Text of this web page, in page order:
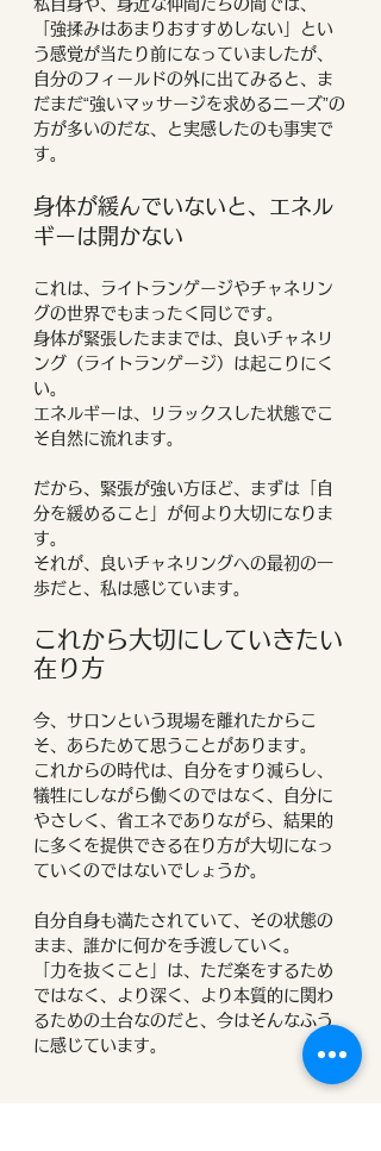
私自身や、身近な仲間たちの間では、
「強揉みはあまりおすすめしない」とい
う感覚が当たり前になっていましたが、
自分のフィールドの外に出てみると、ま
だまだ“強いマッサージを求めるニーズ”の
方が多いのだな、と実感したのも事実で
す。
身体が緩んでいないと、エネル
ギーは開かない
これは、ライトランゲージやチャネリン
グの世界でもまったく同じです。
身体が緊張したままでは、良いチャネリ
ング（ライトランゲージ）は起こりにく
い。
エネルギーは、リラックスした状態でこ
そ自然に流れます。
だから、緊張が強い方ほど、まずは「自
分を緩めること」が何より大切になりま
す。
それが、良いチャネリングへの最初の一
歩だと、私は感じています。
これから大切にしていきたい
在り方
今、サロンという現場を離れたからこ
そ、あらためて思うことがあります。
これからの時代は、自分をすり減らし、
犠牲にしながら働くのではなく、自分に
やさしく、省エネでありながら、結果的
に多くを提供できる在り方が大切になっ
ていくのではないでしょうか。
自分自身も満たされていて、その状態の
まま、誰かに何かを手渡していく。
「力を抜くこと」は、ただ楽をするため
ではなく、より深く、より本質的に関わ
るための土台なのだと、今はそんなふう
に感じています。